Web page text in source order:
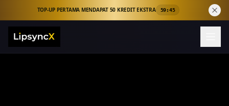
TOP-UP PERTAMA MENDAPAT 50 KREDIT EKSTRA 59:44